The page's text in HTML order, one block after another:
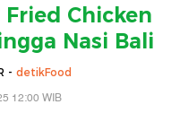
Chicken
Nasi Bali
- detikFood
12:00 WIB